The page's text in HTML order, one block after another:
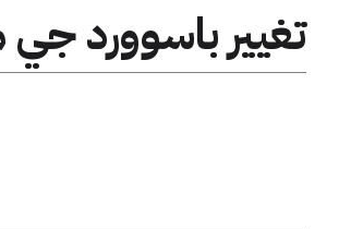
تغيير باسوورد